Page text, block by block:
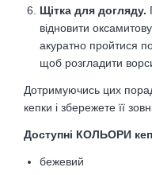
Щітка для догляду.
відновити
акуратно пройтися
щоб розгладити
Дотримуючись цих
кепки і збережете її
Доступні КОЛЬОРИ
бежевий